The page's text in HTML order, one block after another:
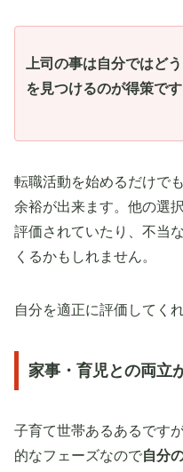
上司の事は自分ではど
を見つけるのが得策です
転職活動を始めるだけで
余裕が出来ます。他の選
評価されていたり、不当
くるかもしれません。
自分を適正に評価してく
家事・育児との両立
子育て世帯あるあるです
的なフェーズなので自分